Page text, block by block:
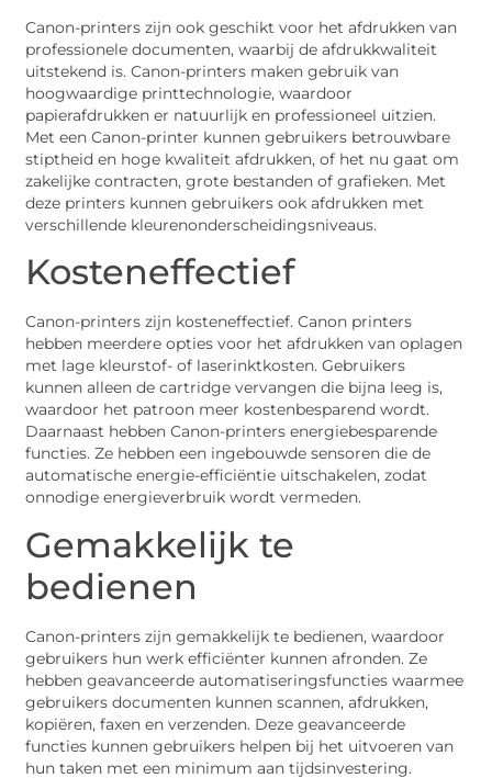
Canon-printers zijn ook geschikt voor het afdrukken van
professionele documenten, waarbij de afdrukkwaliteit
uitstekend is. Canon-printers maken gebruik van
hoogwaardige printtechnologie, waardoor
papierafdrukken er natuurlijk en professioneel uitzien.
Met een Canon-printer kunnen gebruikers betrouwbare
stiptheid en hoge kwaliteit afdrukken, of het nu gaat om
zakelijke contracten, grote bestanden of grafieken. Met
deze printers kunnen gebruikers ook afdrukken met
verschillende kleurenonderscheidingsniveaus.
Kosteneffectief
Canon-printers zijn kosteneffectief. Canon printers
hebben meerdere opties voor het afdrukken van oplagen
met lage kleurstof- of laserinktkosten. Gebruikers
kunnen alleen de cartridge vervangen die bijna leeg is,
waardoor het patroon meer kostenbesparend wordt.
Daarnaast hebben Canon-printers energiebesparende
functies. Ze hebben een ingebouwde sensoren die de
automatische energie-efficiëntie uitschakelen, zodat
onnodige energieverbruik wordt vermeden.
Gemakkelijk te
bedienen
Canon-printers zijn gemakkelijk te bedienen, waardoor
gebruikers hun werk efficiënter kunnen afronden. Ze
hebben geavanceerde automatiseringsfuncties waarmee
gebruikers documenten kunnen scannen, afdrukken,
kopiëren, faxen en verzenden. Deze geavanceerde
functies kunnen gebruikers helpen bij het uitvoeren van
hun taken met een minimum aan tijdsinvestering.